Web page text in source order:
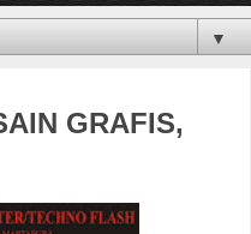
▼
GRAFIS,